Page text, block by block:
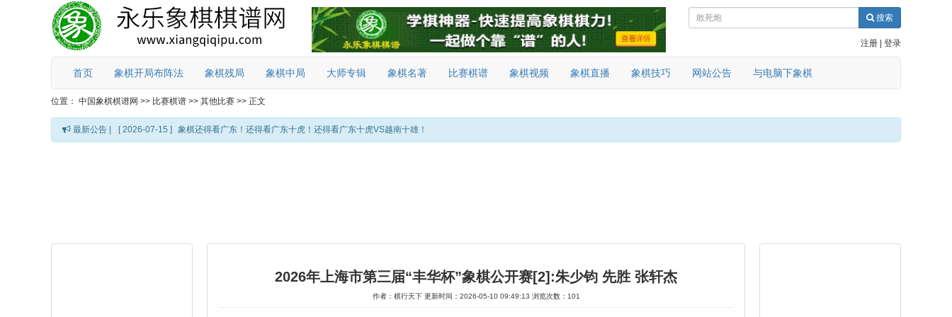
搜索
注册 登录
首页 象棋开局布阵法 象棋残局 象棋中局 大师专辑 象棋名著 比赛棋谱 象棋视频 象棋直播 象棋技巧 网站公告 与电脑下象棋
位置： 中国象棋棋谱网 >> 比赛棋谱 >> 其他比赛 >> 正文
最新公告 | [ 2026-07-15 ] 象棋还得看广东！还得看广东十虎！还得看广东十虎VS越南十雄！
2026年上海市第三届“丰华杯”象棋公开赛[2]:朱少钧 先胜 张轩杰
作者：棋行天下 更新时间：2026-05-10 09:49:13 浏览次数：101